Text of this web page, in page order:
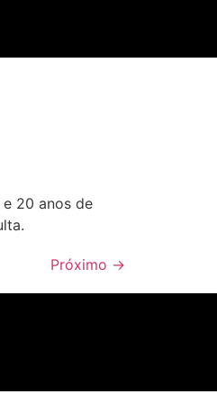
20 anos de
Próximo →